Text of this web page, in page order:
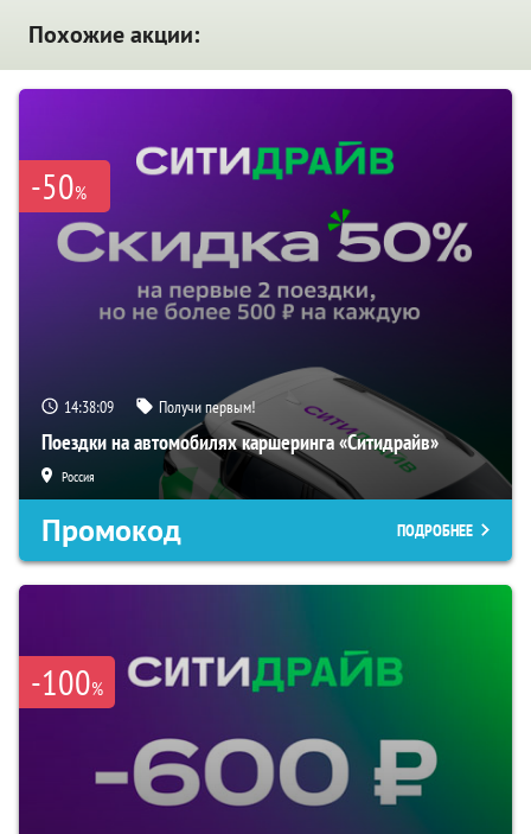
Похожие акции:
-50%
14:38:09 Получи первым!
Поездки на автомобилях каршеринга «Ситидрайв»
Россия
Промокод ПОДРОБНЕЕ
-100%